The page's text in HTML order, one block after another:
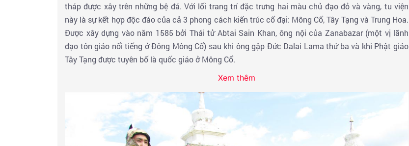
tháp được xây trên những bệ đá. Với lối trang trí đặc trưng hai màu chủ đạo đỏ và vàng, tu viện
này là sự kết hợp độc đáo của cả 3 phong cách kiến trúc cổ đại: Mông Cổ, Tây Tạng và Trung Hoa.
Được xây dựng vào năm 1585 bởi Thái tử Abtai Sain Khan, ông nội của Zanabazar (một vị lãnh
đạo tôn giáo nổi tiếng ở Đông Mông Cổ) sau khi ông gặp Đức Dalai Lama thứ ba và khi Phật giáo
Tây Tạng được tuyên bố là quốc giáo ở Mông Cổ.
với cây liễu, suối và bụi rậm, dài hơn 100km được mệnh danh là Sa mạc Gobi thu nhỏ giữa miền
trung Mông Cổ. Đoàn thưởng thức bữa trưa trong trại kiểu truyền thống Mông Cổ.
trải nghiệm cưỡi lạc đà 02 bướu Bactria
- Được mệnh danh là “chúa tể sa mạc”, lạc đà 2
Xem thêm